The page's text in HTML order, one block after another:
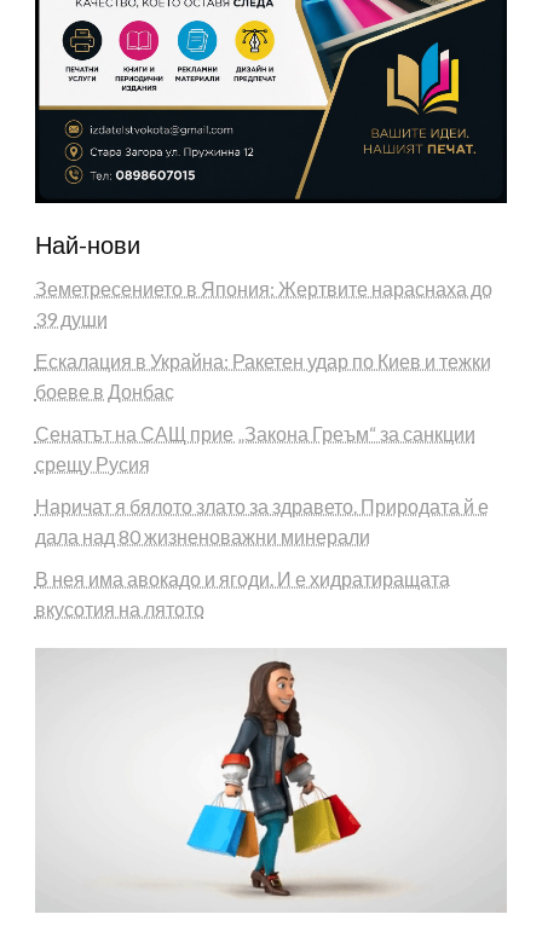
Най-нови
Земетресението в Япония: Жертвите нараснаха до
39 души
Ескалация в Украйна: Ракетен удар по Киев и тежки
боеве в Донбас
Сенатът на САЩ прие „Закона Греъм“ за санкции
срещу Русия
Наричат я бялото злато за здравето. Природата й е
дала над 80 жизненоважни минерали
В нея има авокадо и ягоди. И е хидратиращата
вкусотия на лятото